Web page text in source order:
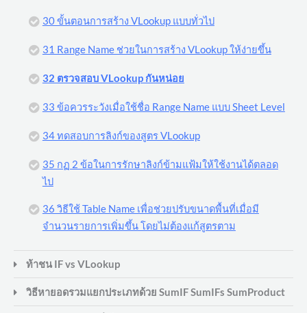
30 ขั้นตอนการสร้าง VLookup แบบทั่วไป
31 Range Name ช่วยในการสร้าง VLookup ให้ง่ายขึ้น
32 ตรวจสอบ VLookup กันหน่อย
33 ข้อควรระวังเมื่อใช้ชื่อ Range Name แบบ Sheet Level
34 ทดสอบการลิงก์ของสูตร VLookup
35 กฏ 2 ข้อในการรักษาลิงก์ข้ามแฟ้มให้ใช้งานได้ตลอด
ไป
36 วิธีใช้ Table Name เพื่อช่วยปรับขนาดพื้นที่เมื่อมี
จำนวนรายการเพิ่มขึ้น โดยไม่ต้องแก้สูตรตาม
ท้าชน IF vs VLookup
วิธีหายอดรวมแยกประเภทด้วย SumIF SumIFs SumProduct